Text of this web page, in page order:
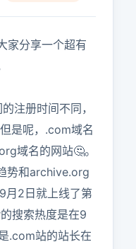
家分享一个超有
注册时间不同，
是呢，.com域名
域名的网站🤔。
势和archive.org
月2日就上线了第
搜索热度是在9
.com站的站长在